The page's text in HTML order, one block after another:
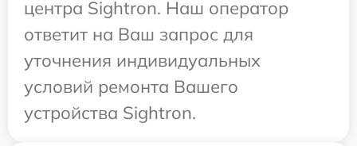
центра Sightron. Наш оператор
ответит на Ваш запрос для
уточнения индивидуальных
условий ремонта Вашего
устройства Sightron.